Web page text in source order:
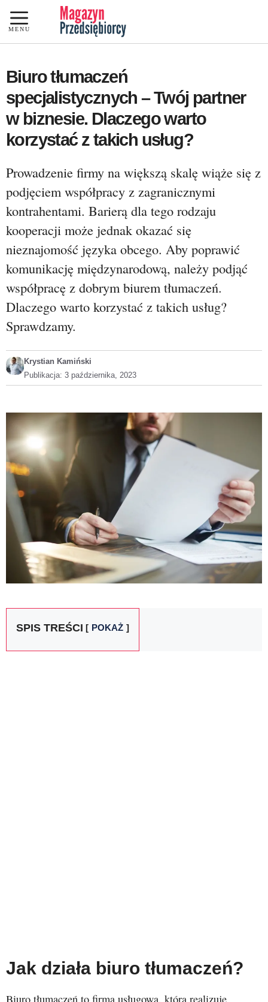
Przejdź
do
treści
MENU
Biuro tłumaczeń
specjalistycznych – Twój partner
w biznesie. Dlaczego warto
korzystać z takich usług?
Prowadzenie firmy na większą skalę wiąże się z
podjęciem współpracy z zagranicznymi
kontrahentami. Barierą dla tego rodzaju
kooperacji może jednak okazać się
nieznajomość języka obcego. Aby poprawić
komunikację międzynarodową, należy podjąć
współpracę z dobrym biurem tłumaczeń.
Dlaczego warto korzystać z takich usług?
Sprawdzamy.
Krystian Kamiński
Publikacja: 3 października, 2023
SPIS TREŚCI POKAŻ
Jak działa biuro tłumaczeń?